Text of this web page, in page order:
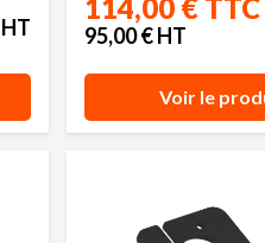
114,00 € TTC
95,00 € HT
Voir le